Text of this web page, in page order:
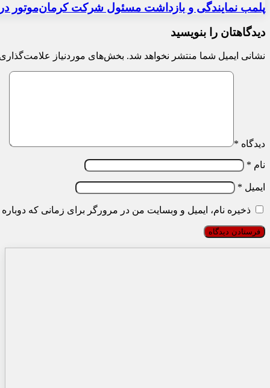
پلمب نمایندگی و بازداشت مسئول شرکت کرمان‌موتور
دیدگاهتان را بنویسید
نشانی ایمیل شما منتشر نخواهد شد. بخش‌های موردنیاز
دیدگاه *
نام *
ایمیل *
ذخیره نام، ایمیل و وبسایت من در مرورگر برای زمانی که